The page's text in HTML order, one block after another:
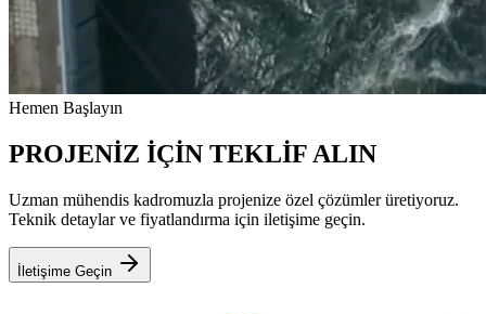
Hemen Başlayın
PROJENİZ İÇİN TEKLİF ALIN
Uzman mühendis kadromuzla projenize özel çözümler üretiyoruz.
Teknik detaylar ve fiyatlandırma için iletişime geçin.
İletişime Geçin